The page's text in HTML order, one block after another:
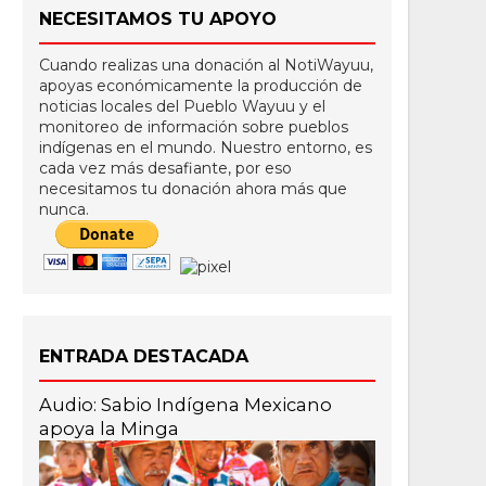
NECESITAMOS TU APOYO
Cuando realizas una donación al NotiWayuu,
apoyas económicamente la producción de
noticias locales del Pueblo Wayuu y el
monitoreo de información sobre pueblos
indígenas en el mundo. Nuestro entorno, es
cada vez más desafiante, por eso
necesitamos tu donación ahora más que
nunca.
ENTRADA DESTACADA
Audio: Sabio Indígena Mexicano
apoya la Minga